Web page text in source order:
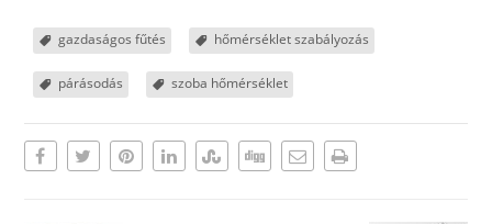
gazdaságos fűtés hőmérséklet szabályozás
párásodás szoba hőmérséklet